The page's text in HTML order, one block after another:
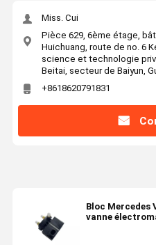
Miss. Cui
Pièce 629, 6ème étage,
Huichuang, route de no. 6
science et technologie
Beitai, secteur de Baiyun,
+8618620791831
Bloc Mercedes
vanne